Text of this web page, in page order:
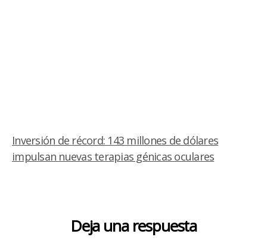
Inversión de récord: 143 millones de dólares
impulsan nuevas terapias génicas oculares
Deja una respuesta